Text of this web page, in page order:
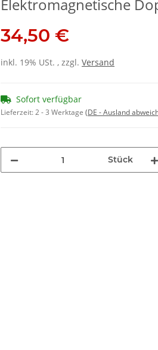
Elektromagnetische
34,50 €
inkl. 19% USt. , zzgl. Versand
Sofort verfügbar
Lieferzeit:2 - 3 Werktage (DE - Ausland
Stück